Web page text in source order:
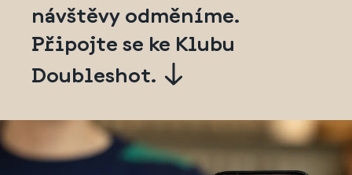
návštěvy odměníme.
Připojte se ke Klubu
Doubleshot.